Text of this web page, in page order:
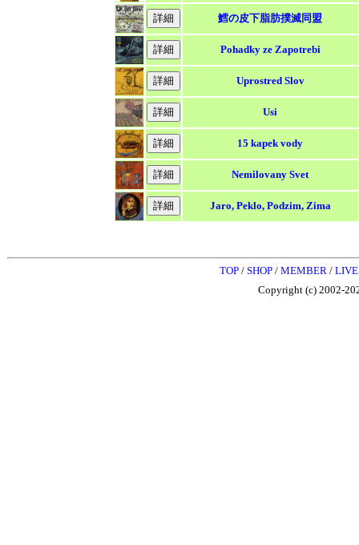
鱈の皮下脂肪撲滅同盟
Pohadky ze Zapotrebi
Uprostred Slov
Usi
15 kapek vody
Nemilovany Svet
Jaro, Peklo, Podzim, Zima
TOP / SHOP / MEMBER / LIVE
Copyright (c) 2002-